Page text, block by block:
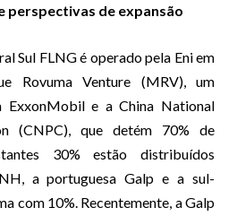
perspectivas de expansão
Sul FLNG é operado pela Eni em
Rovuma Venture (MRV), um
ExxonMobil e a China National
(CNPC), que detém 70% de
30% estão distribuídos
a portuguesa Galp e a sul-
com 10%. Recentemente, a Galp